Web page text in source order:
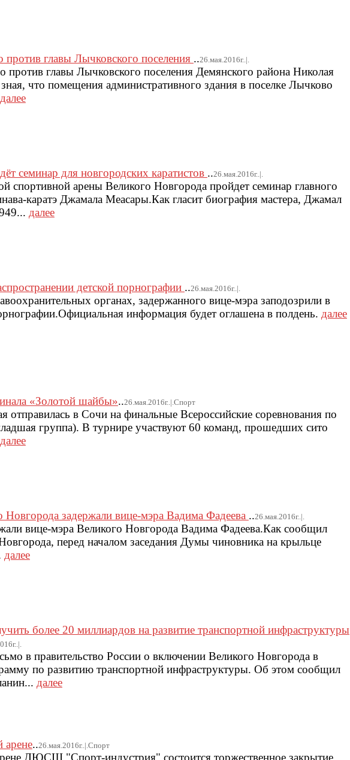
главы Лычковского поселения ..26.мая.2016г..|.
против главы Лычковского поселения Демянского района Николая
что помещения административного здания в поселке Лычково
далее
семинар для новгородских каратистов ..26.мая.2016г..|.
спортивной арены Великого Новгорода пройдет семинар главного
каратэ Джамала Меасары.Как гласит биография мастера, Джамал
далее
детской порнографии ..26.мая.2016г..|.
органах, задержанного вице-мэра заподозрили в
информация будет оглашена в полдень. далее
«Золотой шайбы»..26.мая.2016г..|.Спорт
отправилась в Сочи на финальные Всероссийские соревнования по
группа). В турнире участвуют 60 команд, прошедших сито
далее
задержали вице-мэра Вадима Фадеева ..26.мая.2016г..|.
вице-мэра Великого Новгорода Вадима Фадеева.Как сообщил
перед началом заседания Думы чиновника на крыльце
далее
более 20 миллиардов на развитие транспортной инфраструктуры
в правительство России о включении Великого Новгорода в
по развитию транспортной инфраструктуры. Об этом сообщил
далее
арене..26.мая.2016г..|.Спорт
ДЮСШ "Спорт-индустрия" состоится торжественное закрытие